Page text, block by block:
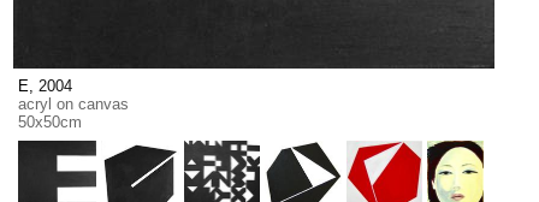
E,2004
acryl on canvas
50x50cm